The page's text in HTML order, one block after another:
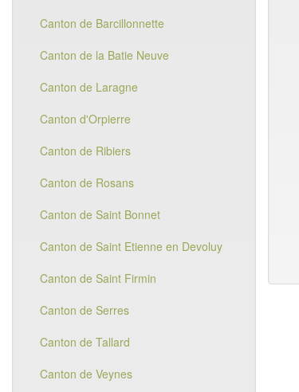
Canton de Barcillonnette
Canton de la Batie Neuve
Canton de Laragne
Canton d'Orpierre
Canton de Ribiers
Canton de Rosans
Canton de Saint Bonnet
Canton de Saint Etienne en Devoluy
Canton de Saint Firmin
Canton de Serres
Canton de Tallard
Canton de Veynes